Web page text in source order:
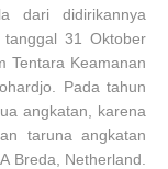
dari didirikannya
tanggal 31 Oktober
Tentara Keamanan
Pada tahun
angkatan, karena
taruna angkatan
Breda, Netherland.